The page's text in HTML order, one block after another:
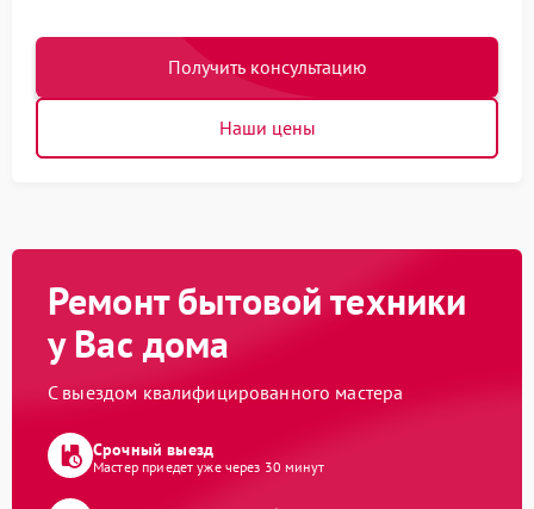
Получить консультацию
Наши цены
Ремонт бытовой техники
у Вас дома
С выездом квалифицированного мастера
Срочный выезд
Мастер приедет уже через 30 минут